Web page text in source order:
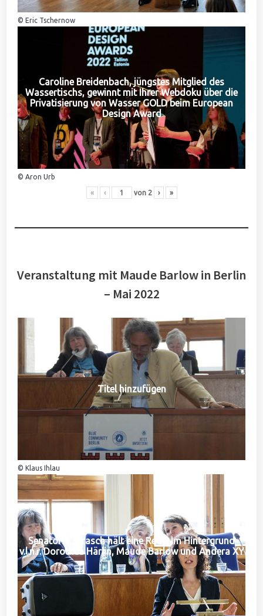
© Eric Tschernow
Caroline Breidenbach, jüngstes Mitglied des
Wassertischs, gewinnt mit Ihrer Webdoku über die
Privatisierung von Wasser GOLD beim European
Design Award
© Aron Urb
« ‹ von 2 › »
Veranstaltung mit Maude Barlow in Berlin
– Mai 2022
Titel hinzufügen
© Klaus Ihlau
Senatorin Jarasch hält eine Rede. Im Hintergrund
v.l.n.r. Dorothea Härlin, Maude Barlow und Andera XY